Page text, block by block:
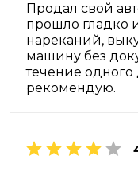
Продал свой
прошло гладко
нареканий,
машину без
течение
рекомендую.